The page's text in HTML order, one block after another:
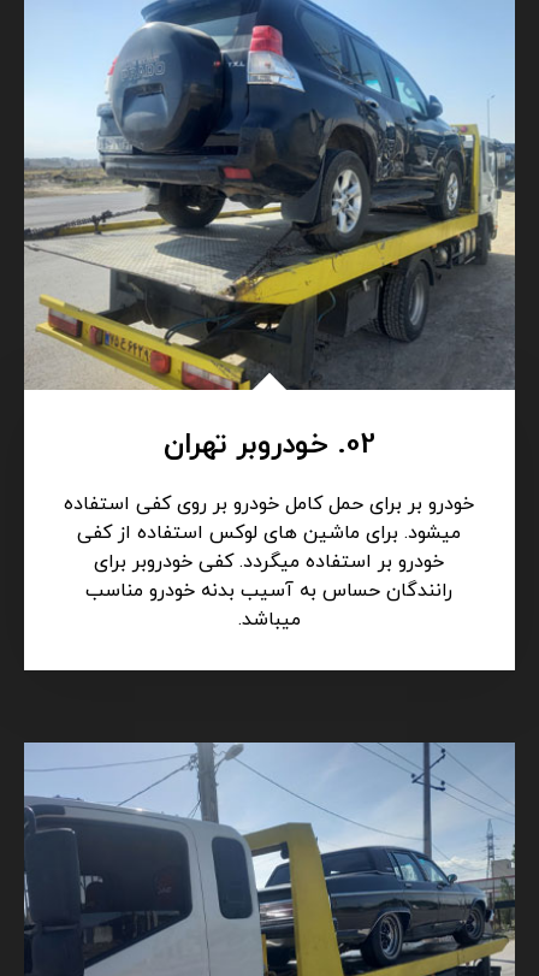
02. خودروبر تهران
خودرو بر برای حمل کامل خودرو بر روی کفی استفاده
میشود. برای ماشین های لوکس استفاده از کفی
خودرو بر استفاده میگردد. کفی خودروبر برای
رانندگان حساس به آسیب بدنه خودرو مناسب
میباشد.